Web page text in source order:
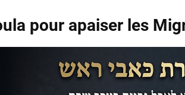
pour apaiser les